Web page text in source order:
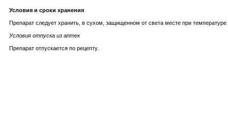
Условия и сроки хранения
Препарат следует хранить, в сухом, защищенном от света месте при
Условия отпуска из аптек
Препарат отпускается по рецепту.